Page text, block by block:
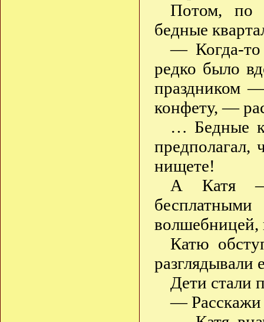
Потом, по
бедные
— Когда-
редко было
праздником
конфету, —
… Бедные
предполагал,
нищете!
А Катя —
волшебницей,
Катю
разглядывали
Дети стали
— Расскажи